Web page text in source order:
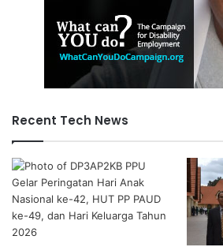
Recent Tech News